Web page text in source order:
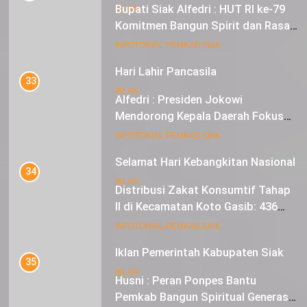
IKLAN
Hari Lahir Pancasila
IKLAN
Selamat Hari Kebangkitan Nasional
IKLAN
Iklan Pemerintah Kabupaten Siak
IKLAN
Bupati Siak Alfedri : HUT RI ke-79
Komitmen Bangun Spirit dan Rasa
Nasionalisme
INFOTORIAL PEMKAB SIAK
33
Alfedri : Presiden Jokowi
Mendorong Kepala Daerah Fokus
pada Inflasi dan Pilkada Serentak
INFOTORIAL PEMKAB SIAK
34
Distribusi Zakat Konsumtif Tahap
II di Kecamatan Koto Gasib: 436
Mustahik Terima Bantuan
INFOTORIAL PEMKAB SIAK
35
Husni : Peran Ponpes Bantu
Pemkab Bangun Spiritual Generasi